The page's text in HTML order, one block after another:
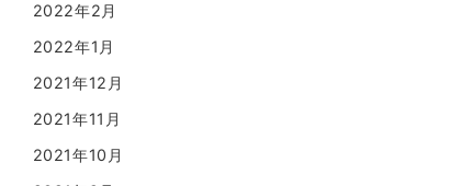
2022年2月
2022年1月
2021年12月
2021年11月
2021年10月